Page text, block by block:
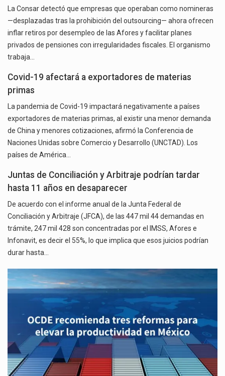
La Consar detectó que empresas que operaban como nomineras
—desplazadas tras la prohibición del outsourcing— ahora ofrecen
inflar retiros por desempleo de las Afores y facilitar planes
privados de pensiones con irregularidades fiscales. El organismo
trabaja…
Covid-19 afectará a exportadores de materias
primas
La pandemia de Covid-19 impactará negativamente a países
exportadores de materias primas, al existir una menor demanda
de China y menores cotizaciones, afirmó la Conferencia de
Naciones Unidas sobre Comercio y Desarrollo (UNCTAD). Los
países de América…
Juntas de Conciliación y Arbitraje podrían tardar
hasta 11 años en desaparecer
De acuerdo con el informe anual de la Junta Federal de
Conciliación y Arbitraje (JFCA), de las 447 mil 44 demandas en
trámite, 247 mil 428 son concentradas por el IMSS, Afores e
Infonavit, es decir el 55%, lo que implica que esos juicios podrían
durar hasta…